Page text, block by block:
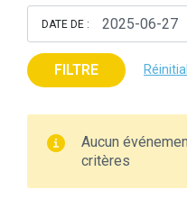
DATE DE :
FILTRE
Aucun
critères